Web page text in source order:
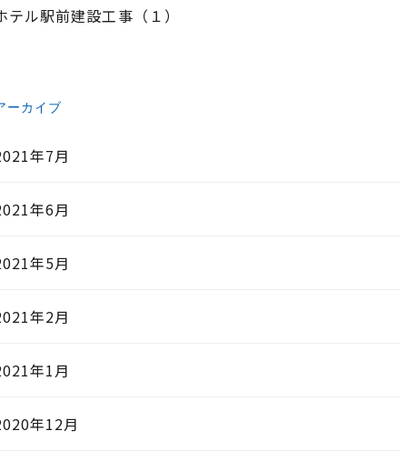
テル駅前建設工事（１）
ーカイブ
年7月
年6月
年5月
年2月
年1月
年12月